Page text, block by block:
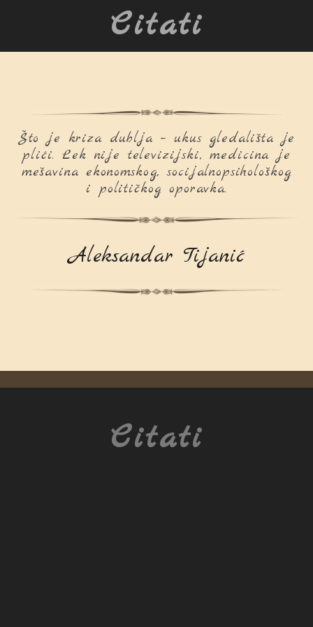
Citati
Što je kriza dublja – ukus gledališta je
plići. Lek nije televizijski, medicina je
mešavina ekonomskog, socijalnopsihološkog
i političkog oporavka.
Aleksandar Tijanić
Citati